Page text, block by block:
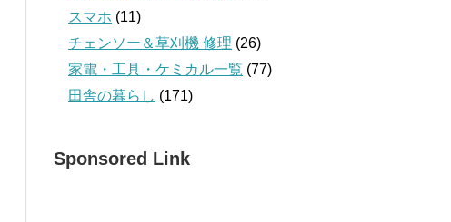
スマホ (11)
チェンソー＆草刈機 修理 (26)
家電・工具・ケミカル一覧 (77)
田舎の暮らし (171)
Sponsored Link